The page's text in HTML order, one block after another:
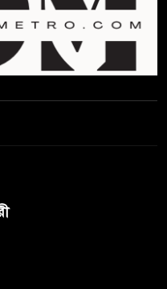
অধিকার আদায়ে এসেছিঃ
আমির
লি